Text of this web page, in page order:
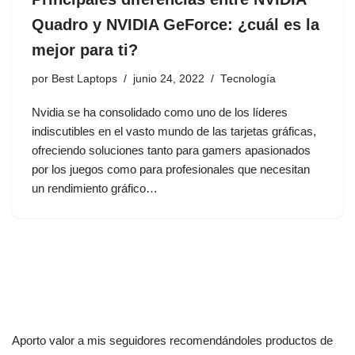
Quadro y NVIDIA GeForce: ¿cuál es la
mejor para ti?
por Best Laptops junio 24, 2022 Tecnología
Nvidia se ha consolidado como uno de los líderes
indiscutibles en el vasto mundo de las tarjetas gráficas,
ofreciendo soluciones tanto para gamers apasionados
por los juegos como para profesionales que necesitan
un rendimiento gráfico…
Aporto valor a mis seguidores recomendándoles productos de